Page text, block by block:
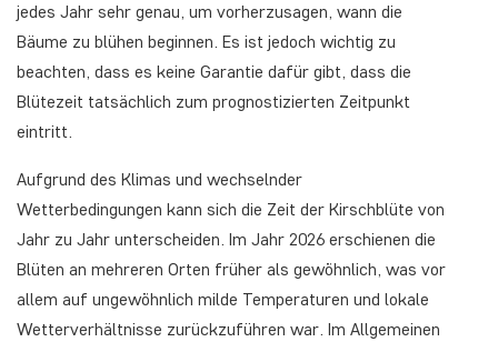
jedes Jahr sehr genau, um vorherzusagen, wann die
Bäume zu blühen beginnen. Es ist jedoch wichtig zu
beachten, dass es keine Garantie dafür gibt, dass die
Blütezeit tatsächlich zum prognostizierten Zeitpunkt
eintritt.
Aufgrund des Klimas und wechselnder
Wetterbedingungen kann sich die Zeit der Kirschblüte von
Jahr zu Jahr unterscheiden. Im Jahr 2026 erschienen die
Blüten an mehreren Orten früher als gewöhnlich, was vor
allem auf ungewöhnlich milde Temperaturen und lokale
Wetterverhältnisse zurückzuführen war. Im Allgemeinen